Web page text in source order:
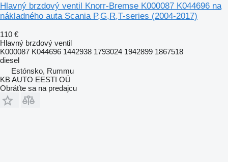
Hlavný brzdový ventil Knorr-Bremse K000087 K044696 na
nákladného auta Scania P,G,R,T-series (2004-2017)
110 €
Hlavný brzdový ventil
K000087 K044696 1442938 1793024 1942899 1867518
diesel
Estónsko, Rummu
KB AUTO EESTI OÜ
Obráťte sa na predajcu